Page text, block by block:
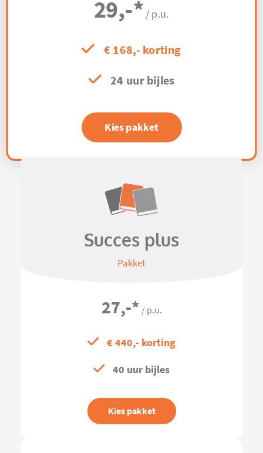
29,-* / p.u.
€ 168,- korting
24 uur bijles
Kies pakket
Succes plus
Pakket
27,-* / p.u.
€ 440,- korting
40 uur bijles
Kies pakket